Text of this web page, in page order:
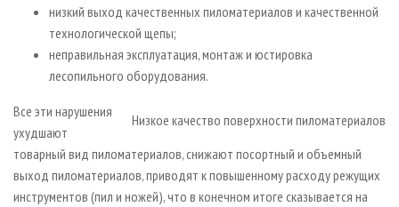
низкий выход качественных пиломатериалов и качественной
технологической щепы;
неправильная эксплуатация, монтаж и юстировка
лесопильного оборудования.
Низкое качество поверхности пиломатериалов
Все эти нарушения
ухудшают
товарный вид пиломатериалов, снижают посортный и объемный
выход пиломатериалов, приводят к повышенному расходу режущих
инструментов (пил и ножей), что в конечном итоге сказывается на